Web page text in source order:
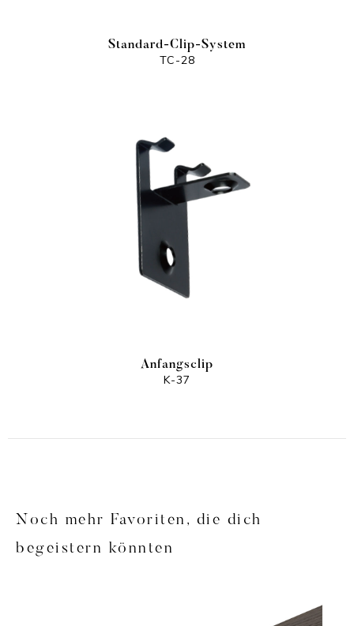
Standard-Clip-System
TC-28
Anfangsclip
K-37
Noch mehr Favoriten, die dich
begeistern könnten